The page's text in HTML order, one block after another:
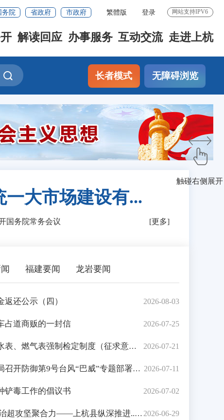
务院 省政府 市政府 繁體版 登录 网站支持IPV6
解读回应 办事服务 互动交流 走进上杭
长者模式 无障碍浏览
大市场建设有...
国务院常务会议 [更多]
福建要闻 龙岩要闻
2026-08-03
还公示（四）
2026-07-25
占道商贩的一封信
2026-07-21
、燃气表强制检定制度（征求意见...
2026-07-11
召开防御第9号台风“巴威”专题部署会
2026-07-02
铲毒工作的倡议书
2026-06-29
超攻坚聚合力——上杭县纵深推进...
触碰右侧展开